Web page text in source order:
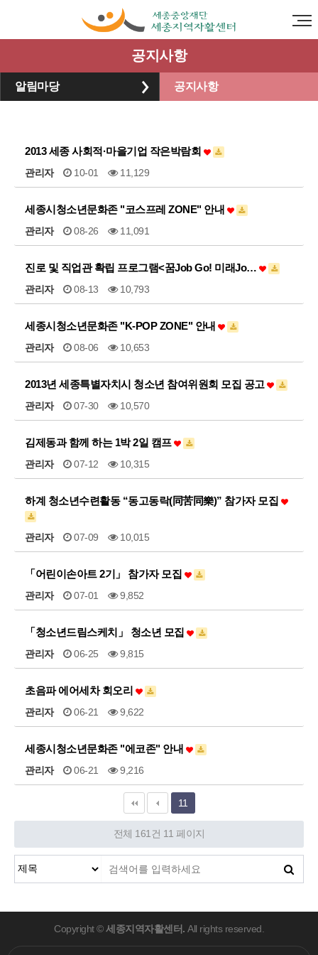
공지사항
알림마당 공지사항
2013 세종 사회적·마을기업 작은박람회
관리자 10-01 11,129
세종시청소년문화존 "코스프레 ZONE" 안내
관리자 08-26 11,091
진로 및 직업관 확립 프로그램<꿈Job Go! 미래Jo…
관리자 08-13 10,793
세종시청소년문화존 "K-POP ZONE" 안내
관리자 08-06 10,653
2013년 세종특별자치시 청소년 참여위원회 모집 공고
관리자 07-30 10,570
김제동과 함께 하는 1박 2일 캠프
관리자 07-12 10,315
하계 청소년수련활동 “동고동락(同苦同樂)” 참가자 모집
관리자 07-09 10,015
「어린이손아트 2기」 참가자 모집
관리자 07-01 9,852
「청소년드림스케치」 청소년 모집
관리자 06-25 9,815
초음파 에어세차 회오리
관리자 06-21 9,622
세종시청소년문화존 "에코존" 안내
관리자 06-21 9,216
11
전체 161건 11 페이지
Copyright ©세종지역자활센터. All rights reserved.